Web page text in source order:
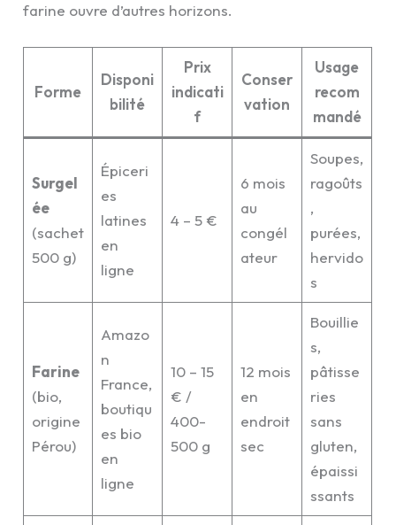
farine ouvre d’autres horizons.
Forme
Disponi
bilité
Prix
indicati
f
Conser
vation
Usage
recom
mandé
Surgel
ée
(sachet
500 g)
Épiceri
es
latines
en
ligne
4 – 5 €
6 mois
au
congél
ateur
Soupes,
ragoûts
,
purées,
hervido
s
Farine
(bio,
origine
Pérou)
Amazo
n
France,
boutiqu
es bio
en
ligne
10 – 15
€ /
400-
500 g
12 mois
en
endroit
sec
Bouillie
s,
pâtisse
ries
sans
gluten,
épaissi
ssants